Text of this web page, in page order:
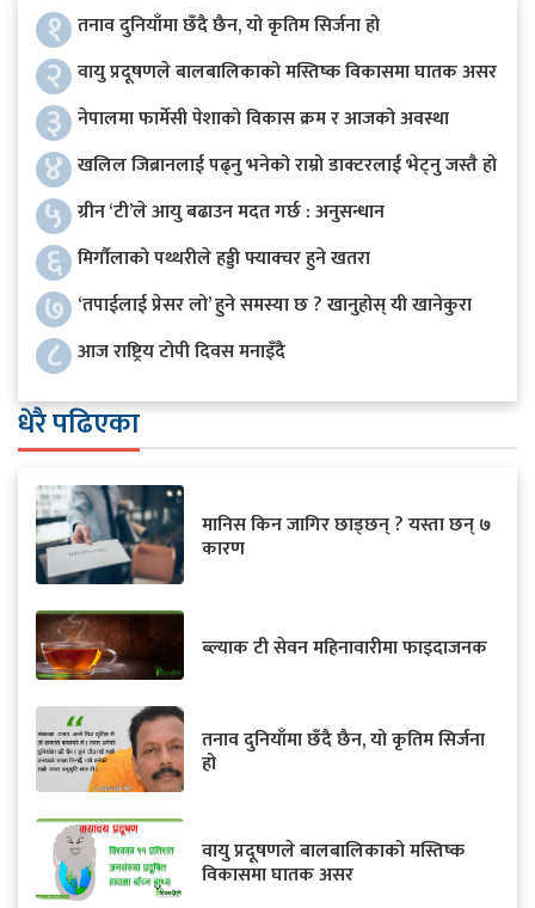
१ तनाव दुनियाँमा छँदै छैन, यो कृतिम सिर्जना हो
२ वायु प्रदूषणले बालबालिकाको मस्तिष्क विकासमा घातक असर
३ नेपालमा फार्मेसी पेशाको विकास क्रम र आजको अवस्था
४ खलिल जिब्रानलाई पढ्नु भनेको राम्रो डाक्टरलाई भेट्नु जस्तै हो
५ ग्रीन ‘टी’ले आयु बढाउन मदत गर्छ : अनुसन्धान
६ मिर्गौलाको पथ्थरीले हड्डी फ्याक्चर हुने खतरा
७ ‘तपाईलाई प्रेसर लो’ हुने समस्या छ ? खानुहोस् यी खानेकुरा
८ आज राष्ट्रिय टोपी दिवस मनाइँदै
धेरै पढिएका
मानिस किन जागिर छाड्छन् ? यस्ता छन् ७
कारण
ब्ल्याक टी सेवन महिनावारीमा फाइदाजनक
तनाव दुनियाँमा छँदै छैन, यो कृतिम सिर्जना
हो
वायु प्रदूषणले बालबालिकाको मस्तिष्क
विकासमा घातक असर